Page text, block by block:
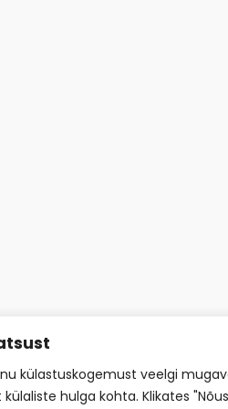
külastuskogemust veelgi
hulga kohta. Klikates